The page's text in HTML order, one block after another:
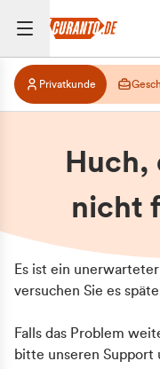
Privatkunde
Huch,
nicht
Es ist ein
versuchen Sie es
Falls das Problem
bitte unseren Support